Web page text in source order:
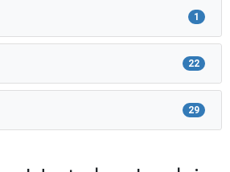
1
22
29